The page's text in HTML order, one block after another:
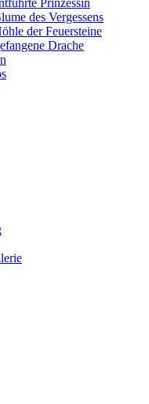
Prinzessin
des Vergessens
der Feuersteine
Drache